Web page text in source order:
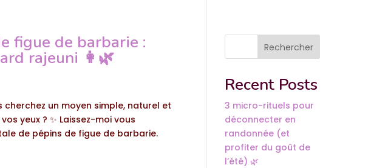
figue de barbarie :
rajeuni 👩‍🌿
cherchez un moyen simple, naturel et
yeux ? ✨ Laissez-moi vous
de pépins de figue de barbarie.
Rechercher
Recent Posts
3 micro-rituels pour
déconnecter en
randonnée (et
profiter du goût de
l’été) 🌿